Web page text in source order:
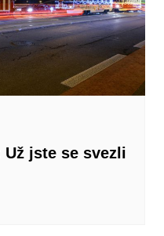
Už jste se svezli